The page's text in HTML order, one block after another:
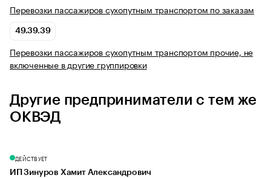
Перевозки пассажиров сухопутным транспортом по заказам
49.39.39
Перевозки пассажиров сухопутным транспортом прочие, не
включенные в другие группировки
Другие предприниматели с тем же
ОКВЭД
ДЕЙСТВУЕТ
ИП Зинуров Хамит Александрович